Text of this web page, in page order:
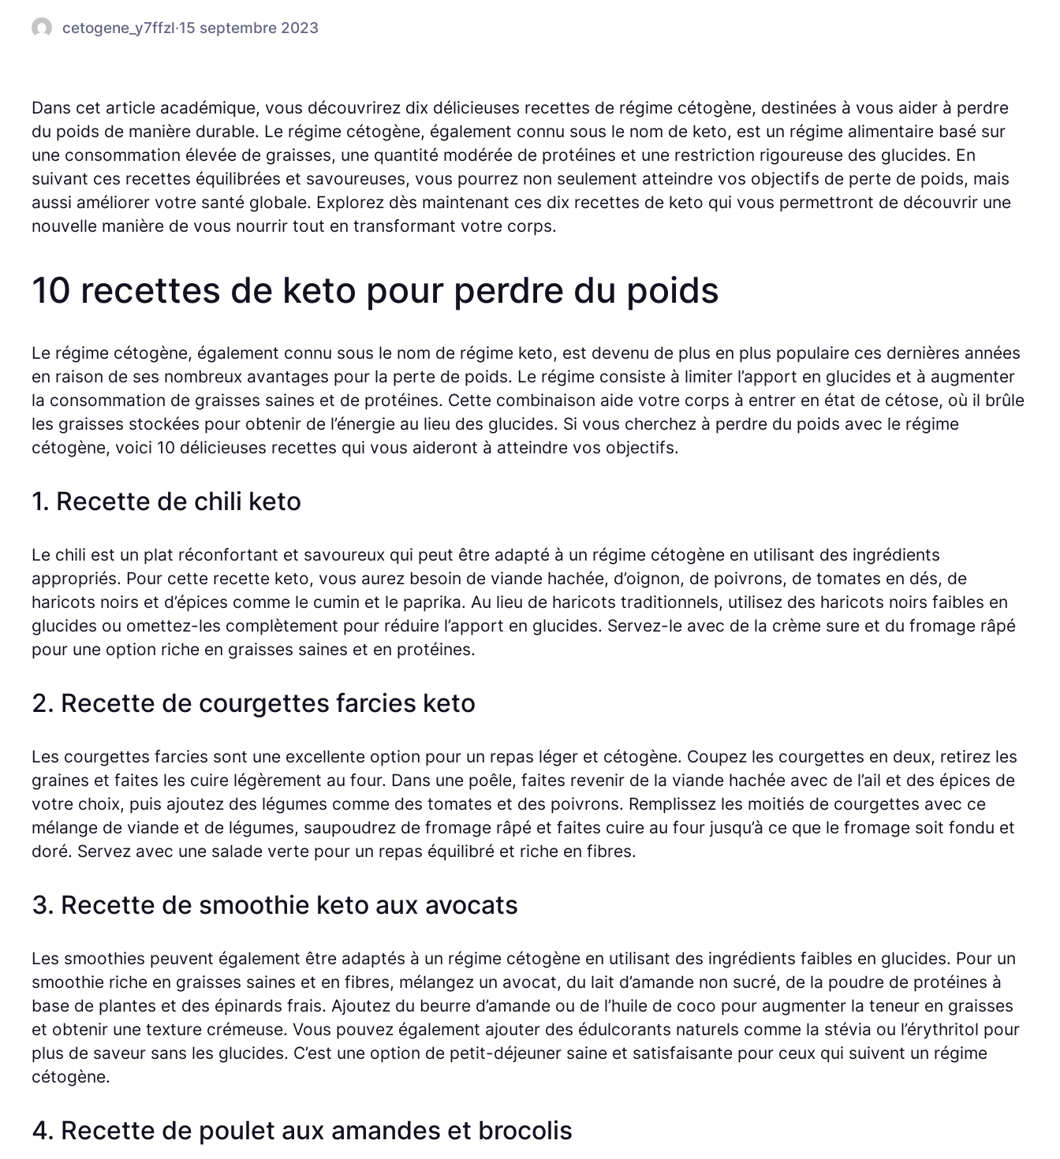
cetogene_y7ffzl·15 septembre 2023
Dans cet article académique, vous découvrirez dix délicieuses recettes de régime cétogène, destinées à vous aider à perdre
du poids de manière durable. Le régime cétogène, également connu sous le nom de keto, est un régime alimentaire basé sur
une consommation élevée de graisses, une quantité modérée de protéines et une restriction rigoureuse des glucides. En
suivant ces recettes équilibrées et savoureuses, vous pourrez non seulement atteindre vos objectifs de perte de poids, mais
aussi améliorer votre santé globale. Explorez dès maintenant ces dix recettes de keto qui vous permettront de découvrir une
nouvelle manière de vous nourrir tout en transformant votre corps.
10 recettes de keto pour perdre du poids
Le régime cétogène, également connu sous le nom de régime keto, est devenu de plus en plus populaire ces dernières années
en raison de ses nombreux avantages pour la perte de poids. Le régime consiste à limiter l’apport en glucides et à augmenter
la consommation de graisses saines et de protéines. Cette combinaison aide votre corps à entrer en état de cétose, où il brûle
les graisses stockées pour obtenir de l’énergie au lieu des glucides. Si vous cherchez à perdre du poids avec le régime
cétogène, voici 10 délicieuses recettes qui vous aideront à atteindre vos objectifs.
1. Recette de chili keto
Le chili est un plat réconfortant et savoureux qui peut être adapté à un régime cétogène en utilisant des ingrédients
appropriés. Pour cette recette keto, vous aurez besoin de viande hachée, d’oignon, de poivrons, de tomates en dés, de
haricots noirs et d’épices comme le cumin et le paprika. Au lieu de haricots traditionnels, utilisez des haricots noirs faibles en
glucides ou omettez-les complètement pour réduire l’apport en glucides. Servez-le avec de la crème sure et du fromage râpé
pour une option riche en graisses saines et en protéines.
2. Recette de courgettes farcies keto
Les courgettes farcies sont une excellente option pour un repas léger et cétogène. Coupez les courgettes en deux, retirez les
graines et faites les cuire légèrement au four. Dans une poêle, faites revenir de la viande hachée avec de l’ail et des épices de
votre choix, puis ajoutez des légumes comme des tomates et des poivrons. Remplissez les moitiés de courgettes avec ce
mélange de viande et de légumes, saupoudrez de fromage râpé et faites cuire au four jusqu’à ce que le fromage soit fondu et
doré. Servez avec une salade verte pour un repas équilibré et riche en fibres.
3. Recette de smoothie keto aux avocats
Les smoothies peuvent également être adaptés à un régime cétogène en utilisant des ingrédients faibles en glucides. Pour un
smoothie riche en graisses saines et en fibres, mélangez un avocat, du lait d’amande non sucré, de la poudre de protéines à
base de plantes et des épinards frais. Ajoutez du beurre d’amande ou de l’huile de coco pour augmenter la teneur en graisses
et obtenir une texture crémeuse. Vous pouvez également ajouter des édulcorants naturels comme la stévia ou l’érythritol pour
plus de saveur sans les glucides. C’est une option de petit-déjeuner saine et satisfaisante pour ceux qui suivent un régime
cétogène.
4. Recette de poulet aux amandes et brocolis